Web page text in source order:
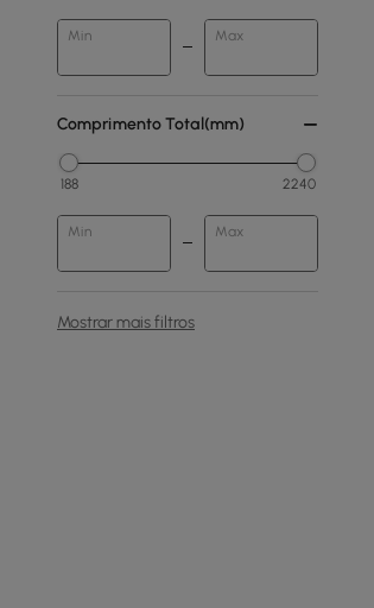
Min Max
Comprimento Total(mm)
188 2240
Min Max
Mostrar mais filtros